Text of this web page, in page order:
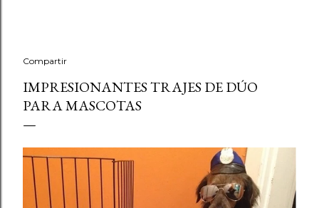
Compartir
IMPRESIONANTES TRAJES DE DÚO
PARA MASCOTAS